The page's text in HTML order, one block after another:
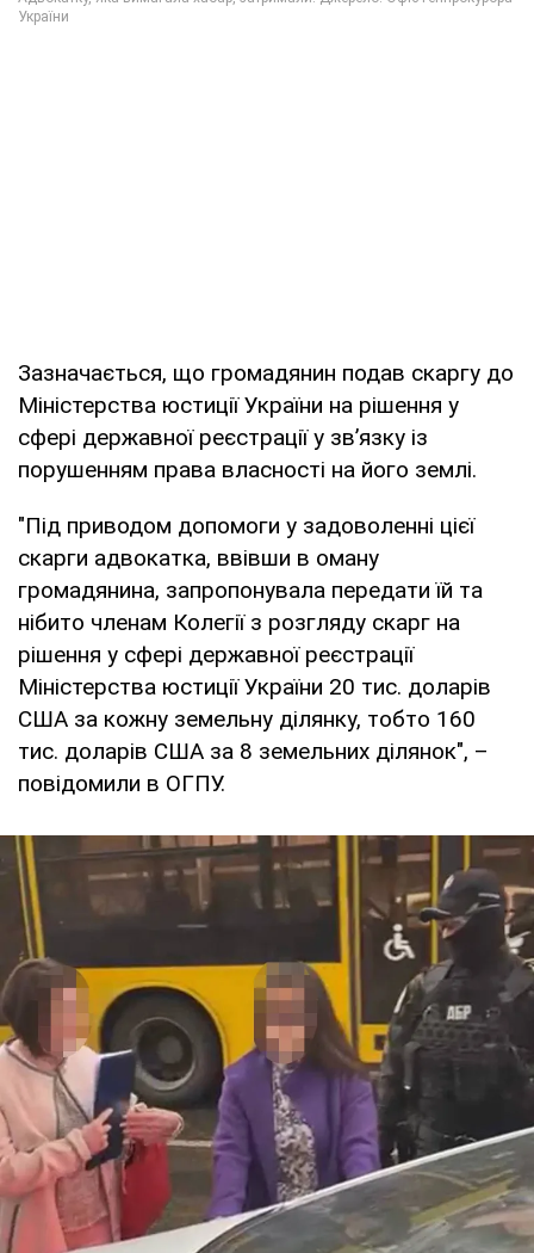
Зазначається, що громадянин подав скаргу до
Міністерства юстиції України на рішення у
сфері державної реєстрації у зв’язку із
порушенням права власності на його землі.
"Під приводом допомоги у задоволенні цієї
скарги адвокатка, ввівши в оману
громадянина, запропонувала передати їй та
нібито членам Колегії з розгляду скарг на
рішення у сфері державної реєстрації
Міністерства юстиції України 20 тис. доларів
США за кожну земельну ділянку, тобто 160
тис. доларів США за 8 земельних ділянок", –
повідомили в ОГПУ.